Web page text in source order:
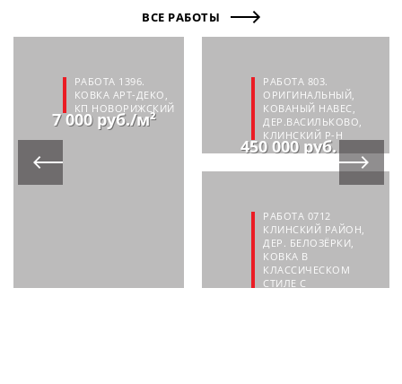
ВСЕ РАБОТЫ
РАБОТА 1396.
КОВКА АРТ-ДЕКО,
КП НОВОРИЖСКИЙ
7 000 руб./м²
РАБОТА 803.
ОРИГИНАЛЬНЫЙ,
КОВАНЫЙ НАВЕС,
ДЕР.ВАСИЛЬКОВО,
КЛИНСКИЙ Р-Н
450 000 руб.
РАБОТА 0712
КЛИНСКИЙ РАЙОН,
ДЕР. БЕЛОЗЁРКИ,
КОВКА В
КЛАССИЧЕСКОМ
СТИЛЕ С